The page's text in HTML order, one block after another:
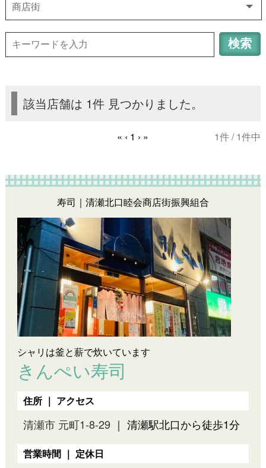
該当店舗は 1件 見つかりました。
« ‹ 1 › » 1件 / 1件中
寿司｜清瀬北口睦会商店街振興組合
シャリは釜と薪で炊いています
きんぺい寿司
住所 ｜ アクセス
清瀬市 元町1-8-29 ｜ 清瀬駅北口から徒歩1分
営業時間 ｜ 定休日